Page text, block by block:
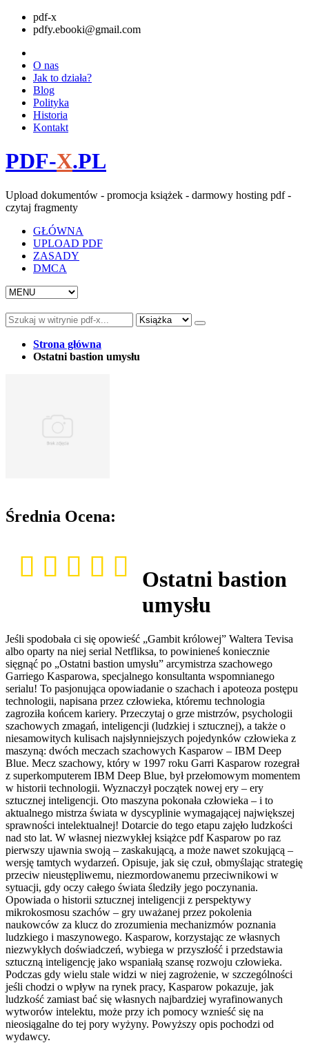
pdf-x
pdfy.ebooki@gmail.com
O nas
Jak to działa?
Blog
Polityka
Historia
Kontakt
PDF-X.PL
Upload dokumentów - promocja książek - darmowy hosting pdf -
czytaj fragmenty
GŁÓWNA
UPLOAD PDF
ZASADY
DMCA
Strona główna
Ostatni bastion umysłu
Średnia Ocena:
Ostatni bastion
umysłu
Jeśli spodobała ci się opowieść „Gambit królowej” Waltera Tevisa
albo oparty na niej serial Netfliksa, to powinieneś koniecznie
sięgnąć po „Ostatni bastion umysłu” arcymistrza szachowego
Garriego Kasparowa, specjalnego konsultanta wspomnianego
serialu! To pasjonująca opowiadanie o szachach i apoteoza postępu
technologii, napisana przez człowieka, któremu technologia
zagroziła końcem kariery. Przeczytaj o grze mistrzów, psychologii
szachowych zmagań, inteligencji (ludzkiej i sztucznej), a także o
niesamowitych kulisach najsłynniejszych pojedynków człowieka z
maszyną: dwóch meczach szachowych Kasparow – IBM Deep
Blue. Mecz szachowy, który w 1997 roku Garri Kasparow rozegrał
z superkomputerem IBM Deep Blue, był przełomowym momentem
w historii technologii. Wyznaczył początek nowej ery – ery
sztucznej inteligencji. Oto maszyna pokonała człowieka – i to
aktualnego mistrza świata w dyscyplinie wymagającej największej
sprawności intelektualnej! Dotarcie do tego etapu zajęło ludzkości
nad sto lat. W własnej niezwykłej książce pdf Kasparow po raz
pierwszy ujawnia swoją – zaskakującą, a może nawet szokującą –
wersję tamtych wydarzeń. Opisuje, jak się czuł, obmyślając strategię
przeciw nieustępliwemu, niezmordowanemu przeciwnikowi w
sytuacji, gdy oczy całego świata śledziły jego poczynania.
Opowiada o historii sztucznej inteligencji z perspektywy
mikrokosmosu szachów – gry uważanej przez pokolenia
naukowców za klucz do zrozumienia mechanizmów poznania
ludzkiego i maszynowego. Kasparow, korzystając ze własnych
niezwykłych doświadczeń, wybiega w przyszłość i przedstawia
sztuczną inteligencję jako wspaniałą szansę rozwoju człowieka.
Podczas gdy wielu stale widzi w niej zagrożenie, w szczególności
jeśli chodzi o wpływ na rynek pracy, Kasparow pokazuje, jak
ludzkość zamiast bać się własnych najbardziej wyrafinowanych
wytworów intelektu, może przy ich pomocy wznieść się na
nieosiągalne do tej pory wyżyny. Powyższy opis pochodzi od
wydawcy.